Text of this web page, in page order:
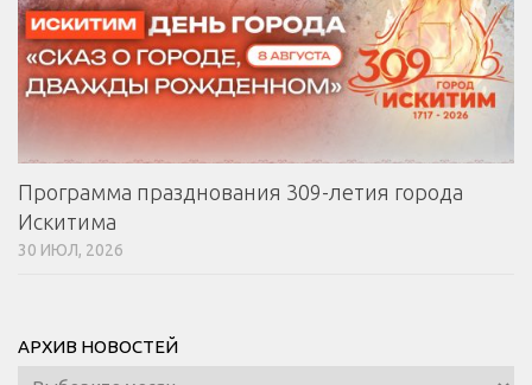
Программа празднования 309-летия города
Искитима
30 ИЮЛ, 2026
АРХИВ НОВОСТЕЙ
Архив